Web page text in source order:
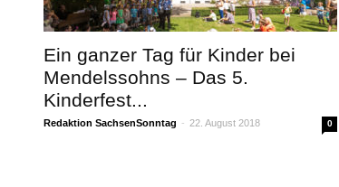
Ein ganzer Tag für Kinder bei
Mendelssohns – Das 5.
Kinderfest...
Redaktion SachsenSonntag - 22. August 2018 0